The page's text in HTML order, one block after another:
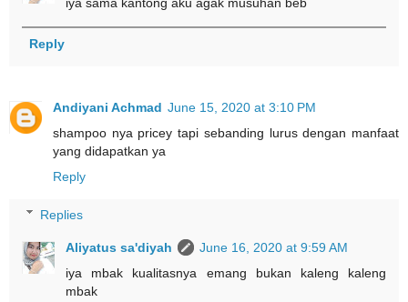
Reply
Andiyani Achmad June 15, 2020 at 3:10 PM
shampoo nya pricey tapi sebanding lurus dengan manfaat
yang didapatkan ya
Reply
Replies
Aliyatus sa'diyah
June 16, 2020 at 9:59 AM
iya mbak kualitasnya emang bukan kaleng kaleng
mbak